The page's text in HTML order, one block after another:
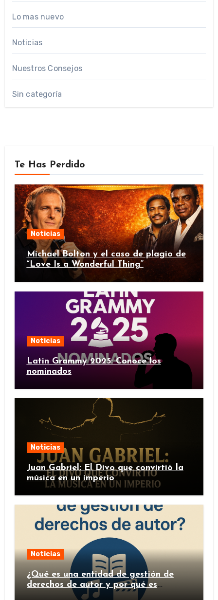
Lo mas nuevo
Noticias
Nuestros Consejos
Sin categoría
Te Has Perdido
Noticias
Michael Bolton y el caso de plagio de
“Love Is a Wonderful Thing”
Noticias
Latin Grammy 2025: Conoce los
nominados
Noticias
Juan Gabriel: El Divo que convirtió la
música en un imperio
Noticias
¿Qué es una entidad de gestión de
derechos de autor y por qué es
importante?